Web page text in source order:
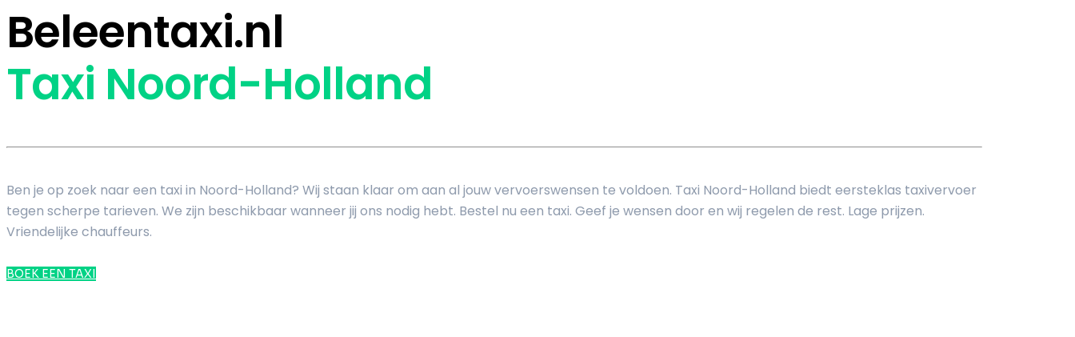
Beleentaxi.nl
Taxi Noord-Holland
Ben je op zoek naar een taxi in Noord-Holland? Wij staan klaar om aan al jouw vervoerswensen te voldoen. Taxi Noord-Holland biedt eersteklas taxivervoer
tegen scherpe tarieven. We zijn beschikbaar wanneer jij ons nodig hebt. Bestel nu een taxi. Geef je wensen door en wij regelen de rest. Lage prijzen.
Vriendelijke chauffeurs.
BOEK EEN TAXI